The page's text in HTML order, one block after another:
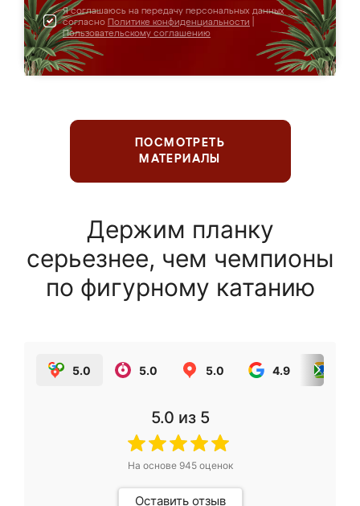
Я соглашаюсь на передачу персональных данных
согласно Политике конфиденциальности
Пользовательскому соглашению
ПОСМОТРЕТЬ
МАТЕРИАЛЫ
Держим планку
серьезнее, чем чемпионы
по фигурному катанию
5.0 5.0 5.0 4.9
5.0 из 5
На основе 945оценок
Оставить отзыв